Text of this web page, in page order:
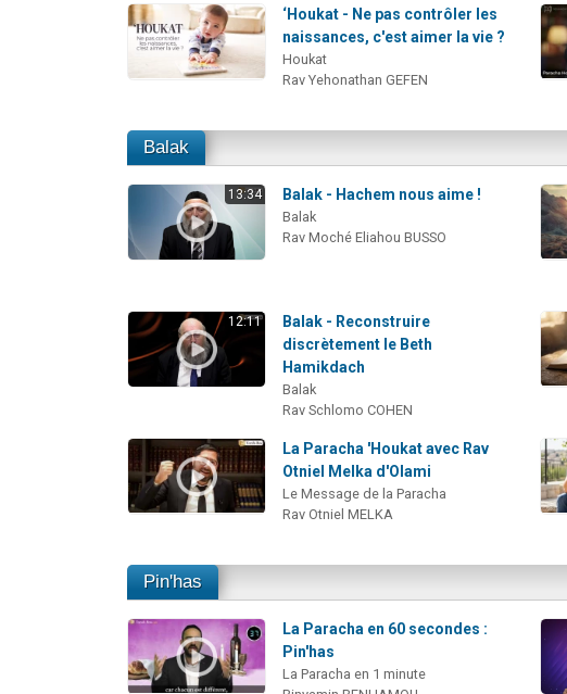
‘Houkat - Ne pas contrôler les
naissances, c'est aimer la vie ?
Houkat
Rav Yehonathan GEFEN
Balak
13:34 Balak - Hachem nous aime !
Balak
Rav Moché Eliahou BUSSO
12:11
Balak - Reconstruire
discrètement le Beth
Hamikdach
Balak
Rav Schlomo COHEN
La Paracha 'Houkat avec Rav
Otniel Melka d'Olami
Le Message de la Paracha
Rav Otniel MELKA
Pin'has
La Paracha en 60 secondes :
Pin'has
La Paracha en 1 minute